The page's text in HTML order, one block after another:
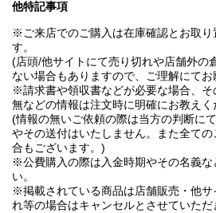
他特記事項
※ご来店でのご購入は在庫確認とお取り
す。
(店頭/他サイトにて売り切れや店舗外の
ない場合もありますので、ご理解にて
※請求書や領収書などが必要な場合、
無などの情報は注文時に明確にお教えく
(情報の無いご依頼の際は当方の判断に
やその送付はいたしません。また全て
合もございます。)
※公費購入の際は入金時期やその名義な
い。
※掲載されている商品は店舗販売・他サ
れ等の場合はキャンセルとさせていただ